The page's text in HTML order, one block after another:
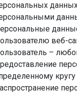
веб-
–